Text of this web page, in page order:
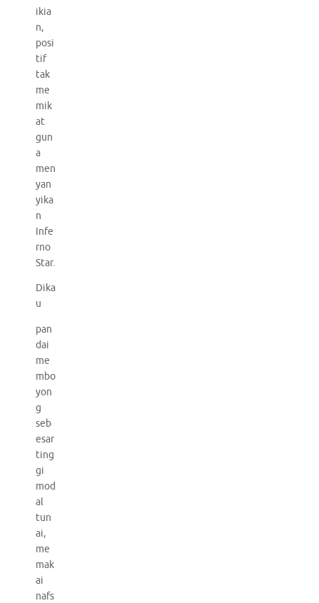
ikia
n,
posi
tif
tak
me
mik
at
gun
a
men
yan
yika
n
Infe
rno
Star.
Dika
u
pan
dai
me
mbo
yon
g
seb
esar
ting
gi
mod
al
tun
ai,
me
mak
ai
nafs